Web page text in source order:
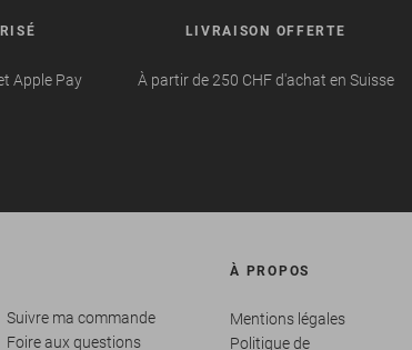
Apple Pay
LIVRAISON OFFERTE
À partir de 250 CHF d'achat en Suisse
Suivre ma commande
Foire aux questions
À PROPOS
Mentions légales
Politique de